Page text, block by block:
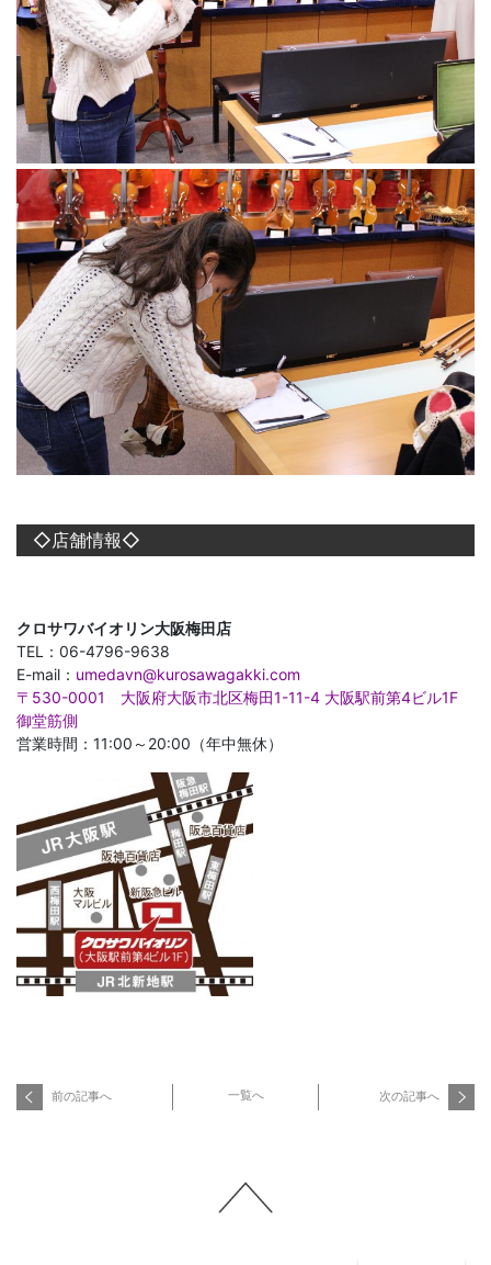
◇店舗情報◇
クロサワバイオリン大阪梅田店
TEL：06-4796-9638
E-mail： umedavn@kurosawagakki.com
〒530-0001 大阪府大阪市北区梅田1-11-4 大阪駅前第4ビル1F
御堂筋側
営業時間：11:00～20:00（年中無休）
前の記事へ 一覧へ 次の記事へ